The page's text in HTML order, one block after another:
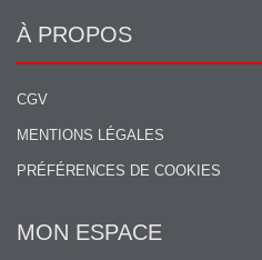
À PROPOS
CGV
MENTIONS LÉGALES
PRÉFÉRENCES DE COOKIES
MON ESPACE